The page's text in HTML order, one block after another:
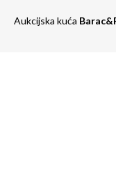
Aukcijska kuća